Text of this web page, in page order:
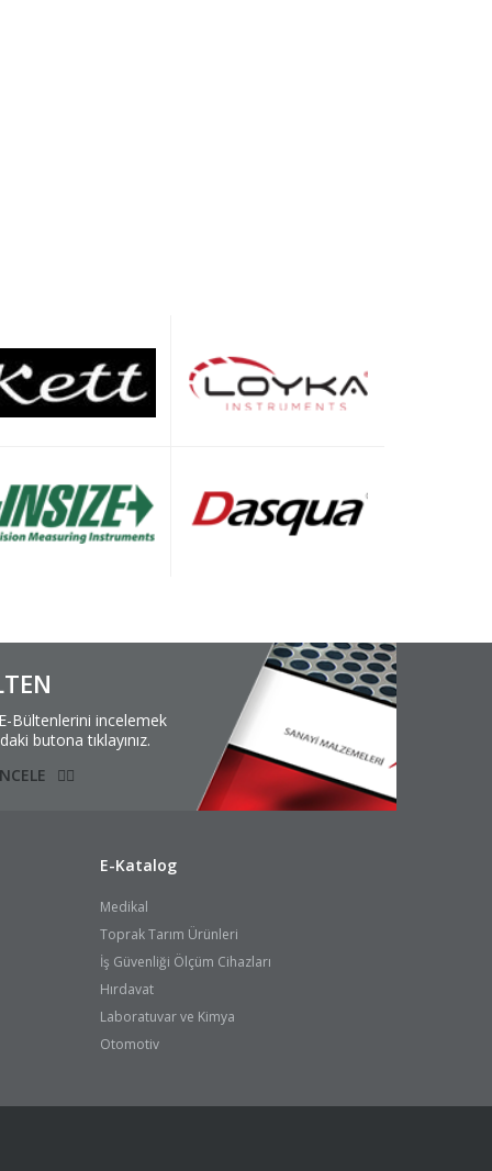
Bültenlerini incelemek
butona tıklayınız.
E-Katalog
Medikal
Toprak Tarım Ürünleri
İş Güvenliği Ölçüm Cihazları
Hırdavat
Laboratuvar ve Kimya
Otomotiv